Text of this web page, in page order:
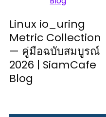
Linux io_uring
Metric Collection
— คู่มือฉบับสมบูรณ์
2026 | SiamCafe
Blog